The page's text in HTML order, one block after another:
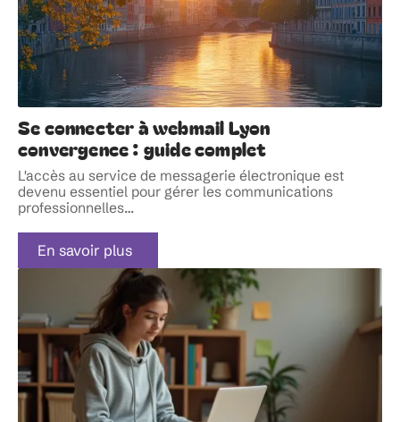
Se connecter à webmail Lyon
convergence : guide complet
L'accès au service de messagerie électronique est
devenu essentiel pour gérer les communications
professionnelles…
En savoir plus